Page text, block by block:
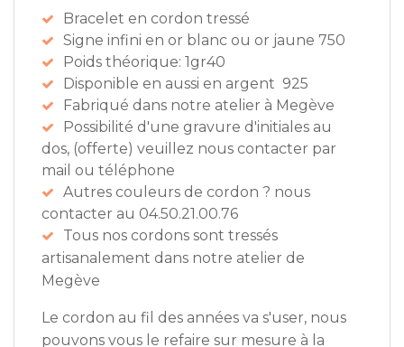
Bracelet en cordon tressé
Signe infini en or blanc ou or jaune 750
Poids théorique: 1gr40
Disponible en aussi en argent 925
Fabriqué dans notre atelier à Megève
Possibilité d'une gravure d'initiales au
dos, (offerte) veuillez nous contacter par
mail ou téléphone
Autres couleurs de cordon ? nous
contacter au 04.50.21.00.76
Tous nos cordons sont tressés
artisanalement dans notre atelier de
Megève
Le cordon au fil des années va s'user, nous
pouvons vous le refaire sur mesure à la